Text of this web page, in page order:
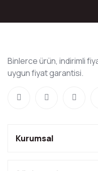
Binlerce ürün, indirimli
uygun fiyat garantisi.
Kurumsal